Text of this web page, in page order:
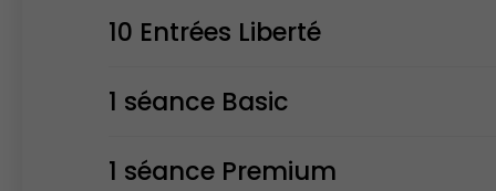
10 Entrées Liberté
1 séance Basic
1 séance Premium